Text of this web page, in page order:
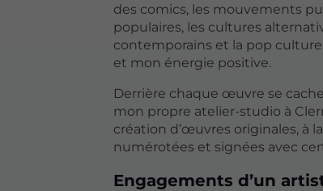
des comics, les mouvements
populaires, les cultures
contemporains et la pop
et mon énergie positive.
Derrière chaque œuvre se
mon propre atelier-studio à
création d’œuvres originales, à
numérotées et signées avec
Engagements d’un